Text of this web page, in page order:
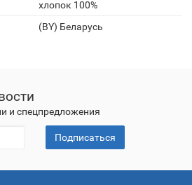
хлопок 100%
(BY) Беларусь
и спецпредложения
Подписаться